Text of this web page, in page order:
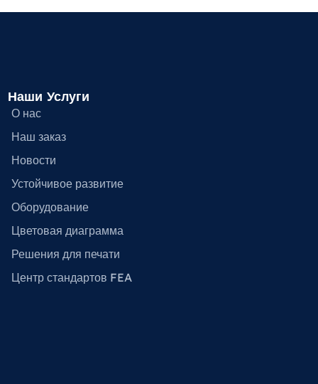
Наши Услуги
О нас
Наш заказ
Новости
Устойчивое развитие
Оборудование
Цветовая диаграмма
Решения для печати
Центр стандартов FEA